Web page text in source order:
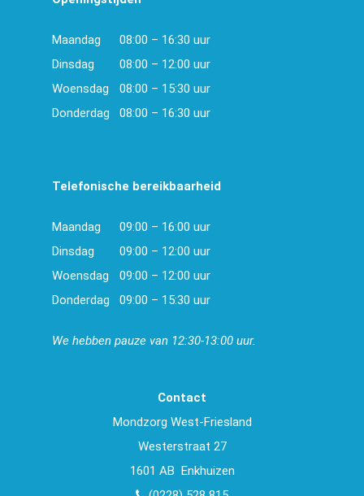
Maandag
08:00 – 16:30 uur
Dinsdag
08:00 – 12:00 uur
Woensdag
08:00 – 15:30 uur
Donderdag
08:00 – 16:30 uur
Telefonische bereikbaarheid
Maandag
09:00 – 16:00 uur
Dinsdag
09:00 – 12:00 uur
Woensdag
09:00 – 12:00 uur
Donderdag
09:00 – 15:30 uur
We hebben pauze van 12:30-13:00 uur.
Contact
Mondzorg West-Friesland
Westerstraat 27
1601 AB Enkhuizen